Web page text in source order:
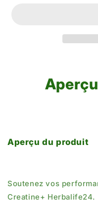
Aperçu du produit
Soutenez vos
Creatine+ Herbalife24.